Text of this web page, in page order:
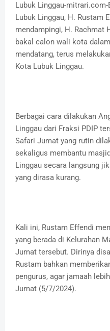
Lubuk Linggau-
Lubuk Linggau, H. Rustam
mendampingi, H. Rachmat
bakal calon wali kota
mendatang, terus
Kota Lubuk Linggau.
Berbagai cara dilakukan
Linggau dari Fraksi PDIP
Safari Jumat yang rutin
sekaligus membantu
Linggau secara langsung
yang dirasa kurang.
Kali ini, Rustam Effendi
yang berada di Kelurahan
Jumat tersebut. Dirinya
Rustam bahkan
pengurus, agar jamaah
Jumat (5/7/2024).